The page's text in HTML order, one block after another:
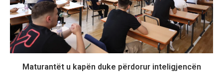
Maturantët u kapën duke përdorur inteligjencën